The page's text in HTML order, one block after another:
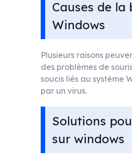
Causes de
Windows
Plusieurs raisons
des problèmes de
soucis liés au système
par un virus.
Solutions
sur windows